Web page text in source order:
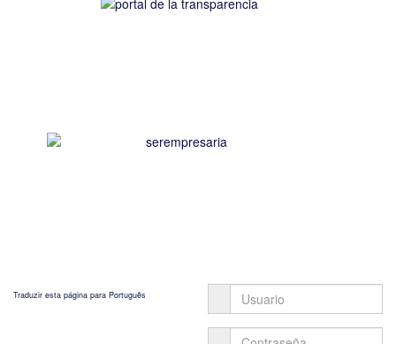
Traduzir esta página para Português